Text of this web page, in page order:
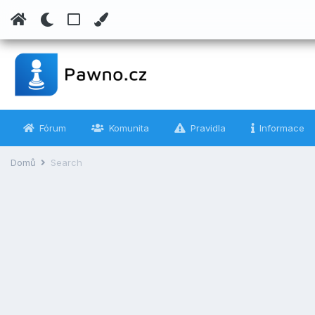
Fórum Komunita Pravidla Informace
Domů Search